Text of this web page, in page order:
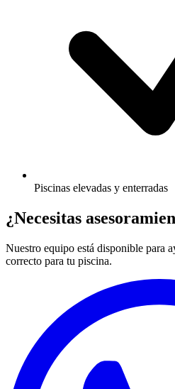
Piscinas elevadas y enterradas
¿Necesitas
Nuestro equipo está disponible para
correcto para tu piscina.